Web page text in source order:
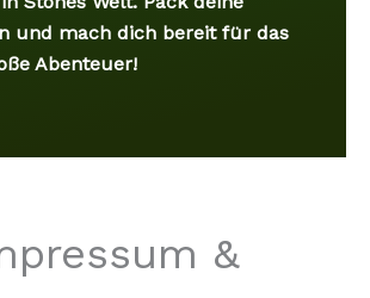
und mach dich bereit für das
Abenteuer!
&